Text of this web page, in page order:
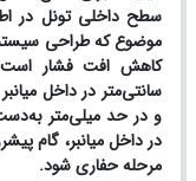
سطح داخلی تونل در
موضوع که طراحی سیستم
سانتی‌متر در داخل
و در حد میلی‌متر
مرحله حفاری شود.